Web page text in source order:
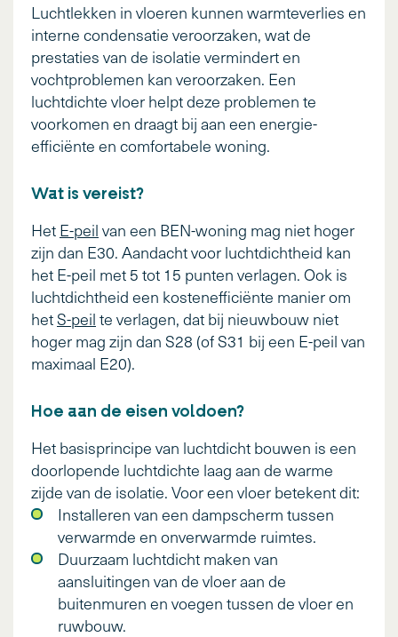
Luchtlekken in vloeren kunnen warmteverlies en
interne condensatie veroorzaken, wat de
prestaties van de isolatie vermindert en
vochtproblemen kan veroorzaken. Een
luchtdichte vloer helpt deze problemen te
voorkomen en draagt bij aan een energie-
efficiënte en comfortabele woning.
Wat is vereist?
Het E-peil van een BEN-woning mag niet hoger
zijn dan E30. Aandacht voor luchtdichtheid kan
het E-peil met 5 tot 15 punten verlagen. Ook is
luchtdichtheid een kostenefficiënte manier om
het S-peil te verlagen, dat bij nieuwbouw niet
hoger mag zijn dan S28 (of S31 bij een E-peil van
maximaal E20).
Hoe aan de eisen voldoen?
Het basisprincipe van luchtdicht bouwen is een
doorlopende luchtdichte laag aan de warme
zijde van de isolatie. Voor een vloer betekent dit:
Installeren van een dampscherm tussen
verwarmde en onverwarmde ruimtes.
Duurzaam luchtdicht maken van
aansluitingen van de vloer aan de
buitenmuren en voegen tussen de vloer en
ruwbouw.